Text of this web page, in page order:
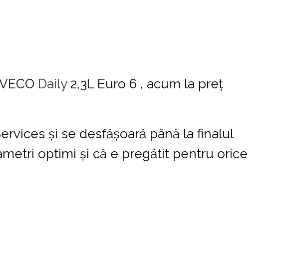
Daily 2,3L Euro 6 , acum la preț
și se desfășoară până la finalul
optimi și că e pregătit pentru orice